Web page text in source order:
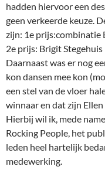
hadden hiervoor een
geen verkeerde keuze.
zijn: 1e prijs:combinatie
2e prijs: Brigit Stegehuis
Daarnaast was er nog
kon dansen mee kon
een stel van de vloer
winnaar en dat zijn
Hierbij wil ik, mede
Rocking People, het
leden heel hartelijk
medewerking.